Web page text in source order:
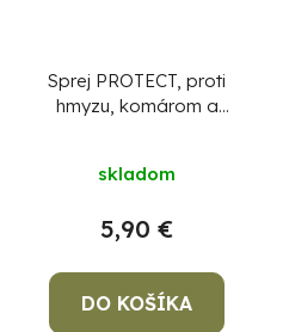
Sprej PROTECT, proti
hmyzu, komárom a
skladom
5,90 €
DO KOŠÍKA